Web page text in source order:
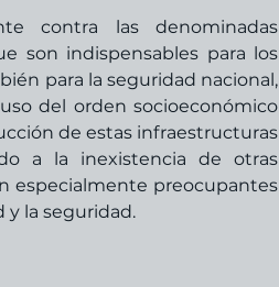
contra las denominadas
son indispensables para los
para la seguridad nacional,
del orden socioeconómico
de estas infraestructuras
a la inexistencia de otras
especialmente preocupantes
y la seguridad.